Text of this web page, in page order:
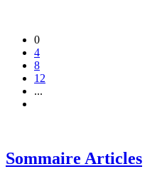
0
4
8
12
...
Sommaire Articles